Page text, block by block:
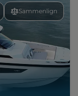
Sammenlign